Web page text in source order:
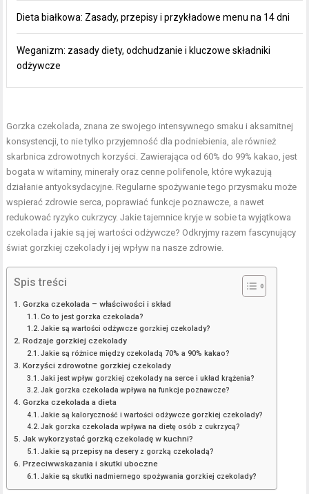
Dieta białkowa: Zasady, przepisy i przykładowe menu na 14 dni
Weganizm: zasady diety, odchudzanie i kluczowe składniki
odżywcze
Gorzka czekolada, znana ze swojego intensywnego smaku i aksamitnej
konsystencji, to nie tylko przyjemność dla podniebienia, ale również
skarbnica zdrowotnych korzyści. Zawierająca od 60% do 99% kakao, jest
bogata w witaminy, minerały oraz cenne polifenole, które wykazują
działanie antyoksydacyjne. Regularne spożywanie tego przysmaku może
wspierać zdrowie serca, poprawiać funkcje poznawcze, a nawet
redukować ryzyko cukrzycy. Jakie tajemnice kryje w sobie ta wyjątkowa
czekolada i jakie są jej wartości odżywcze? Odkryjmy razem fascynujący
świat gorzkiej czekolady i jej wpływ na nasze zdrowie.
Spis treści
Gorzka czekolada – właściwości i skład
Co to jest gorzka czekolada?
Jakie są wartości odżywcze gorzkiej czekolady?
Rodzaje gorzkiej czekolady
Jakie są różnice między czekoladą 70% a 90% kakao?
Korzyści zdrowotne gorzkiej czekolady
Jaki jest wpływ gorzkiej czekolady na serce i układ krążenia?
Jak gorzka czekolada wpływa na funkcje poznawcze?
Gorzka czekolada a dieta
Jakie są kaloryczność i wartości odżywcze gorzkiej czekolady?
Jak gorzka czekolada wpływa na dietę osób z cukrzycą?
Jak wykorzystać gorzką czekoladę w kuchni?
Jakie są przepisy na desery z gorzką czekoladą?
Przeciwwskazania i skutki uboczne
Jakie są skutki nadmiernego spożywania gorzkiej czekolady?